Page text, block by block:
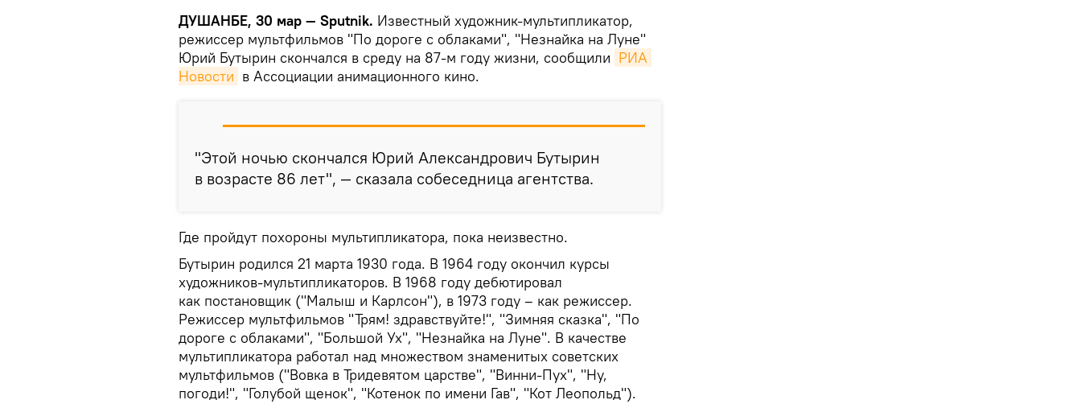
ДУШАНБЕ, 30 мар — Sputnik. Известный художник-мультипликатор,
режиссер мультфильмов "По дороге с облаками", "Незнайка на Луне"
Юрий Бутырин скончался в среду на 87-м году жизни, сообщили РИА
Новости в Ассоциации анимационного кино.
"Этой ночью скончался Юрий Александрович Бутырин
в возрасте 86 лет", — сказала собеседница агентства.
Где пройдут похороны мультипликатора, пока неизвестно.
Бутырин родился 21 марта 1930 года. В 1964 году окончил курсы
художников-мультипликаторов. В 1968 году дебютировал
как постановщик ("Малыш и Карлсон"), в 1973 году – как режиссер.
Режиссер мультфильмов "Трям! здравствуйте!", "Зимняя сказка", "По
дороге с облаками", "Большой Ух", "Незнайка на Луне". В качестве
мультипликатора работал над множеством знаменитых советских
мультфильмов ("Вовка в Тридевятом царстве", "Винни-Пух", "Ну,
погоди!", "Голубой щенок", "Котенок по имени Гав", "Кот Леопольд").